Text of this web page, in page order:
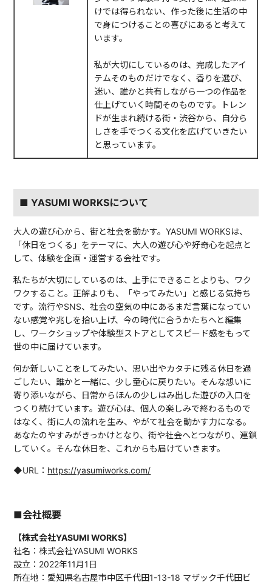
けでは得られない、作った後に生活の中
で身につけることの喜びにあると考えて
います。
私が大切にしているのは、完成したアイ
テムそのものだけでなく、香りを選び、
迷い、誰かと共有しながら一つの作品を
仕上げていく時間そのものです。トレン
ドが生まれ続ける街・渋谷から、自分ら
しさを手でつくる文化を広げていきたい
と思っています。
■ YASUMI WORKSについて
大人の遊び心から、街と社会を動かす。YASUMI WORKSは、
「休日をつくる」をテーマに、大人の遊び心や好奇心を起点と
して、体験を企画・運営する会社です。
私たちが大切にしているのは、上手にできることよりも、ワク
ワクすること。正解よりも、「やってみたい」と感じる気持ち
です。流行やSNS、社会の空気の中にあるまだ言葉になってい
ない感覚や兆しを拾い上げ、今の時代に合うかたちへと編集
し、ワークショップや体験型ストアとしてスピード感をもって
世の中に届けています。
何か新しいことをしてみたい、思い出やカタチに残る休日を過
ごしたい、誰かと一緒に、少し童心に戻りたい。そんな想いに
寄り添いながら、日常からほんの少しはみ出した遊びの入口を
つくり続けています。遊び心は、個人の楽しみで終わるもので
はなく、街に人の流れを生み、やがて社会を動かす力になる。
あなたのやすみがきっかけとなり、街や社会へとつながり、連鎖
していく。そんな休日を、これからも届けていきます。
◆URL： https://yasumiworks.com/
■会社概要
【株式会社YASUMI WORKS】
社名：株式会社YASUMI WORKS
設立：2022年11月1日
所在地：愛知県名古屋市中区千代田1-13-18 マザック千代田ビ